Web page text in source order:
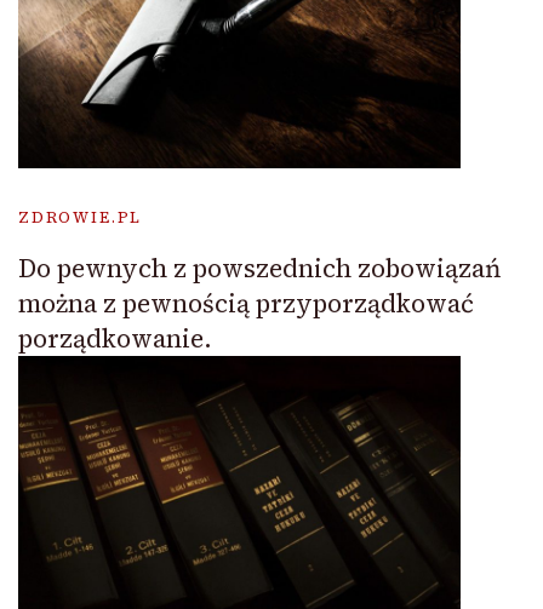
ZDROWIE.PL
Do pewnych z powszednich zobowiązań
można z pewnością przyporządkować
porządkowanie.